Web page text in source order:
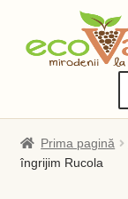
Sari
Sari
Prima pagină
îngrijim Rucola